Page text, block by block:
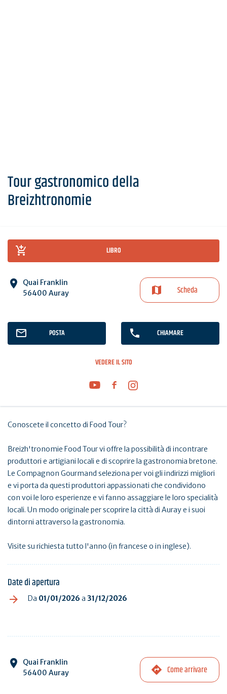
Tour gastronomico della
Breizhtronomie
LIBRO
Quai Franklin
56400 Auray
Scheda
POSTA CHIAMARE
VEDERE IL SITO
Conoscete il concetto di Food Tour?
Breizh'tronomie Food Tour vi offre la possibilità di incontrare
produttori e artigiani locali e di scoprire la gastronomia bretone.
Le Compagnon Gourmand seleziona per voi gli indirizzi migliori
e vi porta da questi produttori appassionati che condividono
con voi le loro esperienze e vi fanno assaggiare le loro specialità
locali. Un modo originale per scoprire la città di Auray e i suoi
dintorni attraverso la gastronomia.
Visite su richiesta tutto l'anno (in francese o in inglese).
Date di apertura
Da 01/01/2026 a 31/12/2026
Quai Franklin
56400 Auray
Come arrivare